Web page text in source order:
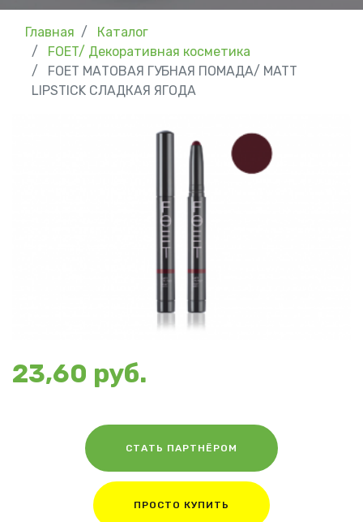
Главная
Каталог
FOET/ Декоративная косметика
FOET МАТОВАЯ ГУБНАЯ ПОМАДА/ MATT
LIPSTICK СЛАДКАЯ ЯГОДА
23,60 руб.
СТАТЬ ПАРТНЁРОМ
ПРОСТО КУПИТЬ